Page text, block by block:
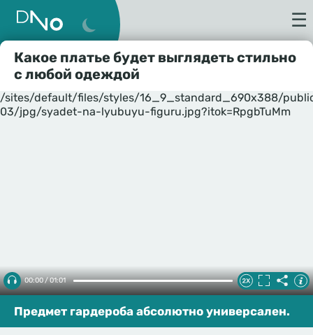
☰
Какое платье будет выглядеть стильно
с любой одеждой
/sites/default/files/styles/16_9_standard_690x388/
03/jpg/syadet-na-lyubuyu-figuru.jpg?itok=RpgbTuMm
00:00 / 01:01
Предмет гардероба абсолютно универсален.